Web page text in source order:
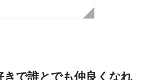
きで誰とでも仲良くなれ